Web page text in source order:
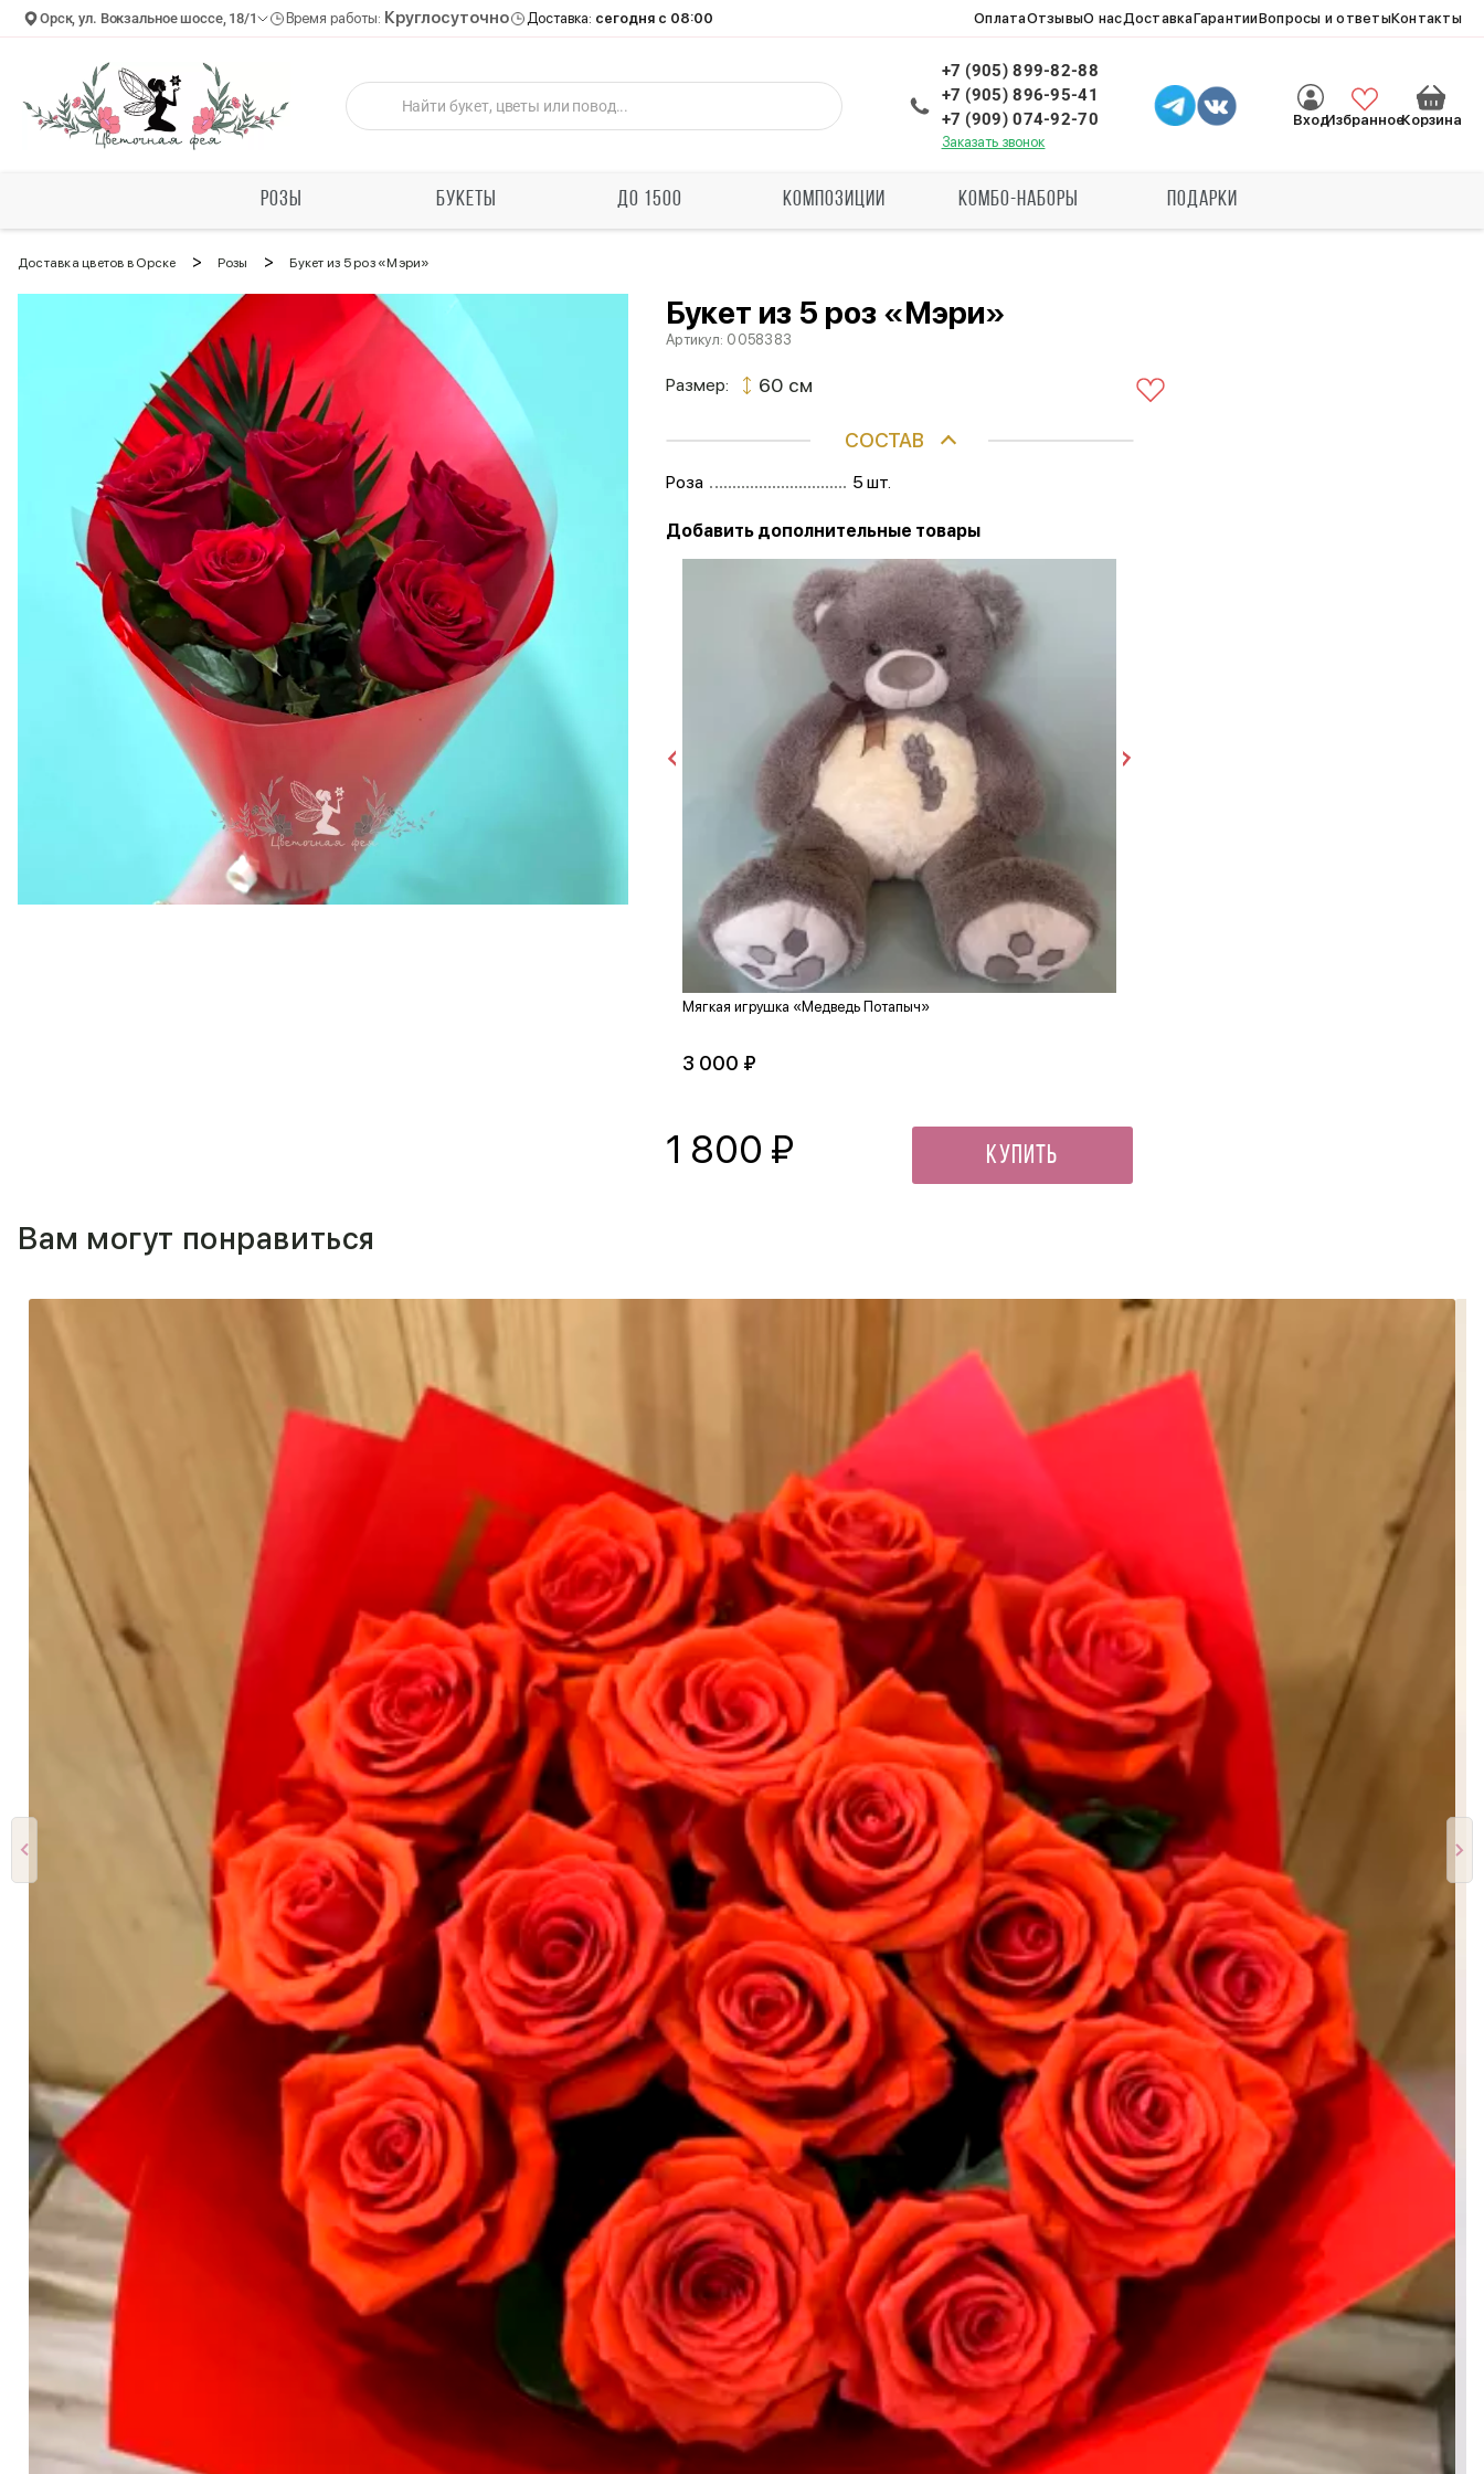
Орск, ул. Вокзальное шоссе, 18/1 Время работы: Круглосуточно Доставка: сегодня с 08:00 ОплатаОтзывыО насДоставкаГарантииВопросы и ответыКонтакты
+7 (905) 899-82-88
+7 (905) 896-95-41
+7 (909) 074-92-70
Заказать звонок
ВходИзбранноеКорзина
РОЗЫ БУКЕТЫ ДО 1500 КОМПОЗИЦИИ КОМБО-НАБОРЫ ПОДАРКИ
Доставка цветов в Орске > Розы > Букет из 5 роз «Мэри»
Букет из 5 роз «Мэри»
Артикул: 0058383
Размер: 60 см
СОСТАВ
Роза 5 шт.
Добавить дополнительные товары
Мягкая игрушка «Медведь Потапыч»
3 000 ₽
1 800 ₽ Купить
Вам могут понравиться